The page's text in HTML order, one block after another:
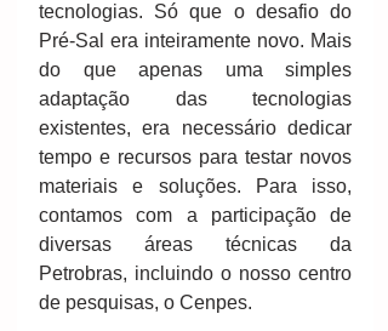
tecnologias. Só que o desafio do
Pré-Sal era inteiramente novo. Mais
do que apenas uma simples
adaptação das tecnologias
existentes, era necessário dedicar
tempo e recursos para testar novos
materiais e soluções. Para isso,
contamos com a participação de
diversas áreas técnicas da
Petrobras, incluindo o nosso centro
de pesquisas, o Cenpes.